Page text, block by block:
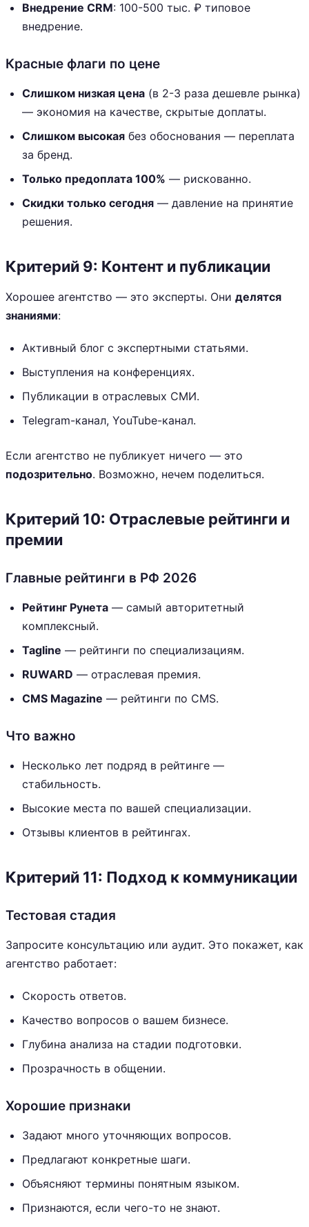
Внедрение CRM: 100-500 тыс. ₽ типовое
внедрение.
Красные флаги по цене
Слишком низкая цена (в 2-3 раза дешевле рынка)
— экономия на качестве, скрытые доплаты.
Слишком высокая без обоснования — переплата
за бренд.
Только предоплата 100% — рискованно.
Скидки только сегодня — давление на принятие
решения.
Критерий 9: Контент и публикации
Хорошее агентство — это эксперты. Они делятся
знаниями:
Активный блог с экспертными статьями.
Выступления на конференциях.
Публикации в отраслевых СМИ.
Telegram-канал, YouTube-канал.
Если агентство не публикует ничего — это
подозрительно. Возможно, нечем поделиться.
Критерий 10: Отраслевые рейтинги и
премии
Главные рейтинги в РФ 2026
Рейтинг Рунета — самый авторитетный
комплексный.
Tagline — рейтинги по специализациям.
RUWARD — отраслевая премия.
CMS Magazine — рейтинги по CMS.
Что важно
Несколько лет подряд в рейтинге —
стабильность.
Высокие места по вашей специализации.
Отзывы клиентов в рейтингах.
Критерий 11: Подход к коммуникации
Тестовая стадия
Запросите консультацию или аудит. Это покажет, как
агентство работает:
Скорость ответов.
Качество вопросов о вашем бизнесе.
Глубина анализа на стадии подготовки.
Прозрачность в общении.
Хорошие признаки
Задают много уточняющих вопросов.
Предлагают конкретные шаги.
Объясняют термины понятным языком.
Признаются, если чего-то не знают.